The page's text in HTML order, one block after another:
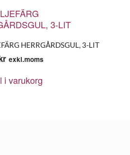
HERRGÅRDSGUL, 3-LIT
exkl.moms
i varukorg